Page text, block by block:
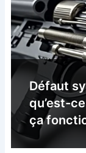
Défaut
qu’est-
ça